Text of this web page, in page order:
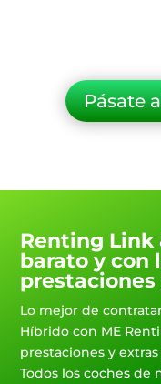
Pásate
Renting Link
barato y con
prestaciones
Lo mejor de
Híbrido con ME
prestaciones y
Todos los coches